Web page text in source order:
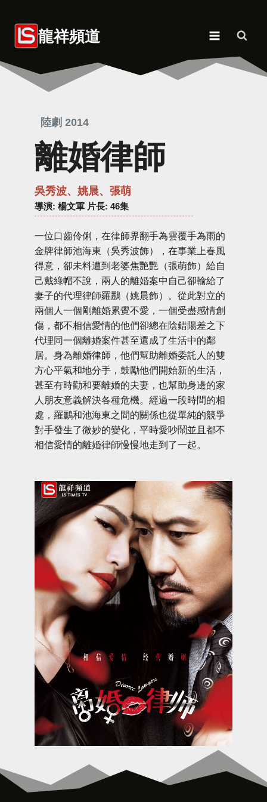
content 龍祥頻道
陸劇 2014
離婚律師
吳秀波、姚晨、張萌
導演: 楊文軍 片長: 46集
一位口齒伶俐，在律師界翻手為雲覆手為雨的
金牌律師池海東（吳秀波飾），在事業上春風
得意，卻未料遭到老婆焦艷艷（張萌飾）給自
己戴綠帽不說，兩人的離婚案中自己卻輸給了
妻子的代理律師羅鸝（姚晨飾）。從此對立的
兩個人一個剛離婚累覺不愛，一個受盡感情創
傷，都不相信愛情的他們卻總在陰錯陽差之下
代理同一個離婚案件甚至還成了生活中的鄰
居。身為離婚律師，他們幫助離婚委託人的雙
方心平氣和地分手，鼓勵他們開始新的生活，
甚至有時勸和要離婚的夫妻，也幫助身邊的家
人朋友意義解決各種危機。經過一段時間的相
處，羅鸝和池海東之間的關係也從單純的競爭
對手發生了微妙的變化，平時愛吵鬧並且都不
相信愛情的離婚律師慢慢地走到了一起。